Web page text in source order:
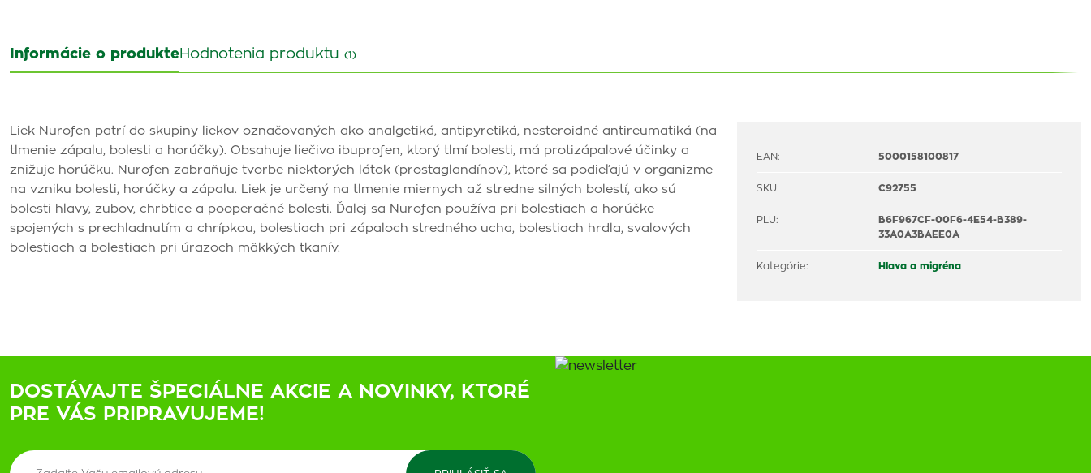
Informácie o produkteHodnotenia produktu (1)
Liek Nurofen patrí do skupiny liekov označovaných ako analgetiká, antipyretiká, nesteroidné antireumatiká (na
tlmenie zápalu, bolesti a horúčky). Obsahuje liečivo ibuprofen, ktorý tlmí bolesti, má protizápalové účinky a
znižuje horúčku. Nurofen zabraňuje tvorbe niektorých látok (prostaglandínov), ktoré sa podieľajú v organizme
na vzniku bolesti, horúčky a zápalu. Liek je určený na tlmenie miernych až stredne silných bolestí, ako sú
bolesti hlavy, zubov, chrbtice a pooperačné bolesti. Ďalej sa Nurofen používa pri bolestiach a horúčke
spojených s prechladnutím a chrípkou, bolestiach pri zápaloch stredného ucha, bolestiach hrdla, svalových
bolestiach a bolestiach pri úrazoch mäkkých tkanív.
EAN: 5000158100817
SKU: C92755
PLU:
B6F967CF-00F6-4E54-B389-
33A0A3BAEE0A
Kategórie: Hlava a migréna
DOSTÁVAJTE ŠPECIÁLNE AKCIE A NOVINKY, KTORÉ
PRE VÁS PRIPRAVUJEME!